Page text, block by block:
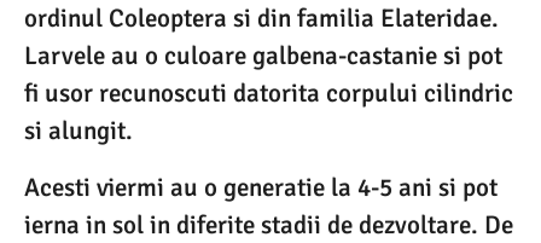
ordinul Coleoptera si din familia Elateridae.
Larvele au o culoare galbena-castanie si pot
fi usor recunoscuti datorita corpului cilindric
si alungit.
Acesti viermi au o generatie la 4-5 ani si pot
ierna in sol in diferite stadii de dezvoltare. De